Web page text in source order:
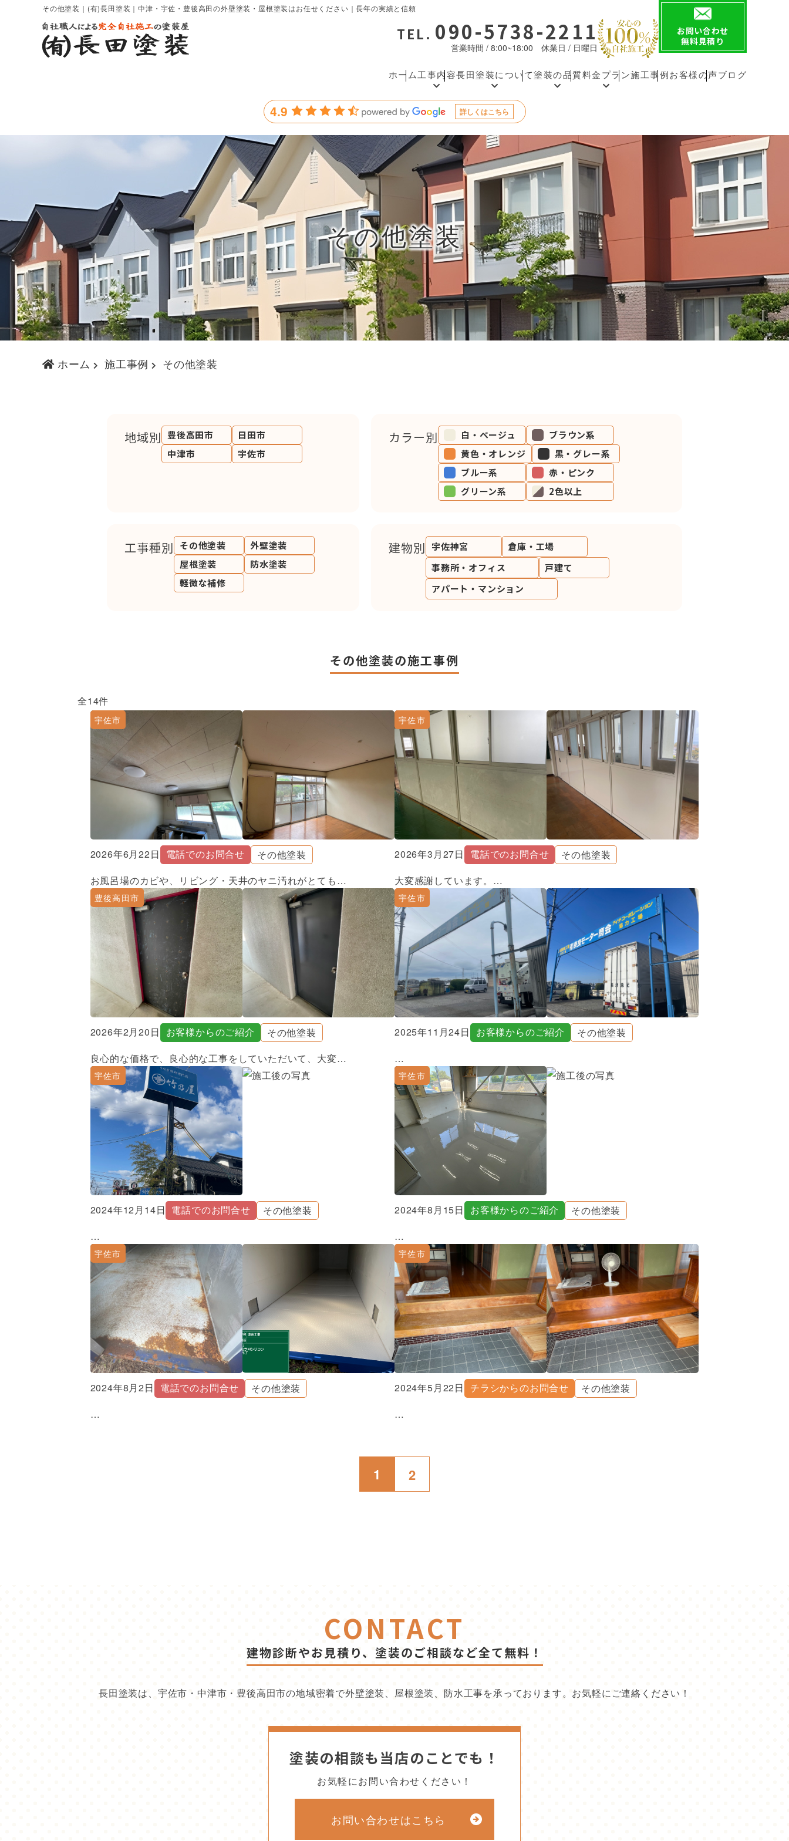
その他塗装｜(有)長田塗装｜中津・宇佐・豊後高田の外壁塗装・屋根塗装はお任せください｜長年の実績と信頼
TEL. 090-5738-2211
営業時間 / 8:00~18:00 休業日 / 日曜日
お問い合わせ
無料見積り
ホーム 工事内容長田塗装について塗装の品質料金プラン施工事例 お客様の声ブログ
4.9 詳しくはこちら
その他塗装
ホーム 施工事例 その他塗装
地域別 豊後高田市
日田市
中津市
宇佐市
カラー別 白・ベージュ
ブラウン系
黄色・オレンジ
黒・グレー系
ブルー系
赤・ピンク
グリーン系
2色以上
工事種別 その他塗装
外壁塗装
屋根塗装
防水塗装
軽微な補修
建物別 宇佐神宮
倉庫・工場
事務所・オフィス
戸建て
アパート・マンション
その他塗装の施工事例
全14件
宇佐市
2026年6月22日 電話でのお問合せ
その他塗装
お風呂場のカビや、リビング・天井のヤニ汚れがとても…
宇佐市
2026年3月27日 電話でのお問合せ
その他塗装
大変感謝しています。…
豊後高田市
2026年2月20日 お客様からのご紹介
その他塗装
良心的な価格で、良心的な工事をしていただいて、大変…
宇佐市
2025年11月24日 お客様からのご紹介
その他塗装
…
宇佐市
2024年12月14日 電話でのお問合せ
その他塗装
…
宇佐市
2024年8月15日 お客様からのご紹介
その他塗装
…
宇佐市
2024年8月2日 電話でのお問合せ
その他塗装
…
宇佐市
2024年5月22日 チラシからのお問合せ
その他塗装
…
1 2
CONTACT
建物診断やお見積り、塗装のご相談など全て無料！
長田塗装は、宇佐市・中津市・豊後高田市の地域密着で外壁塗装、屋根塗装、防水工事を承っております。お気軽にご連絡ください！
塗装の相談も当店のことでも！
お気軽にお問い合わせください！
お問い合わせはこちら